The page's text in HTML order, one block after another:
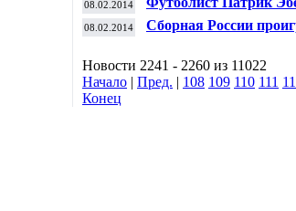
08.02.2014
московского
08.02.2014
Сборная России
Новости 2241 - 2260 из 11022
Начало | Пред. | 108 109 110 111
Конец